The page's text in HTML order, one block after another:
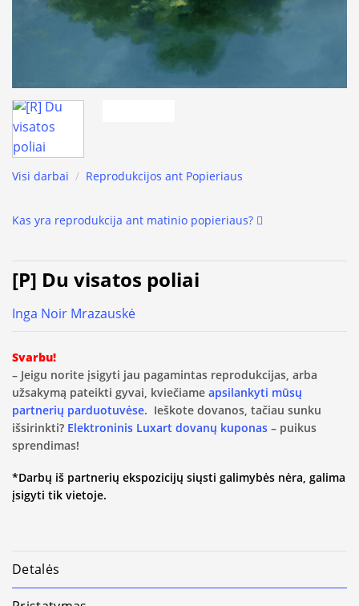
Visi darbai / Reprodukcijos ant Popieriaus
Kas yra reprodukcija ant matinio popieriaus?
[P] Du visatos poliai
Inga Noir Mrazauskė
Svarbu!
– Jeigu norite įsigyti jau pagamintas reprodukcijas, arba
užsakymą pateikti gyvai, kviečiame apsilankyti mūsų
partnerių parduotuvėse. Ieškote dovanos, tačiau sunku
išsirinkti? Elektroninis Luxart dovanų kuponas – puikus
sprendimas!
*Darbų iš partnerių ekspozicijų siųsti galimybės nėra, galima
įsigyti tik vietoje.
Detalės